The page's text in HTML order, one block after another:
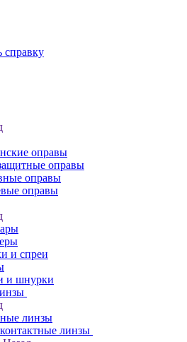
справку
оправы
оправы
оправы
оправы
и спреи
и шнурки
линзы
линзы